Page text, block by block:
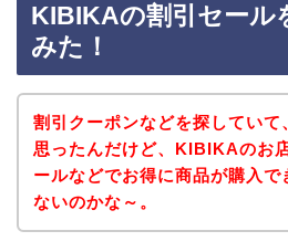
KIBIKAの割引セール
みた！
割引クーポンなどを探していて
思ったんだけど、KIBIKAのお
ールなどでお得に商品が購入で
ないのかな～。